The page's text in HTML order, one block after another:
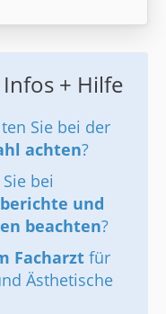
+ Hilfe
Sie bei der
achten?
bei
und
beachten?
Facharzt für
Ästhetische